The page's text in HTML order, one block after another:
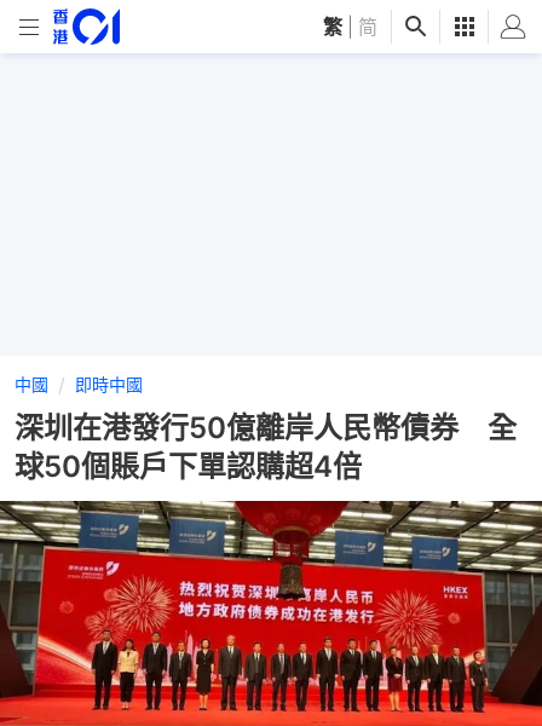
繁 简
中國 即時中國
深圳在港發行50億離岸人民幣債券 全
球50個賬戶下單認購超4倍